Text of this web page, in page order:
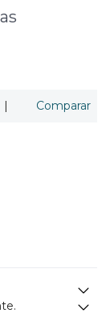
| Comparar